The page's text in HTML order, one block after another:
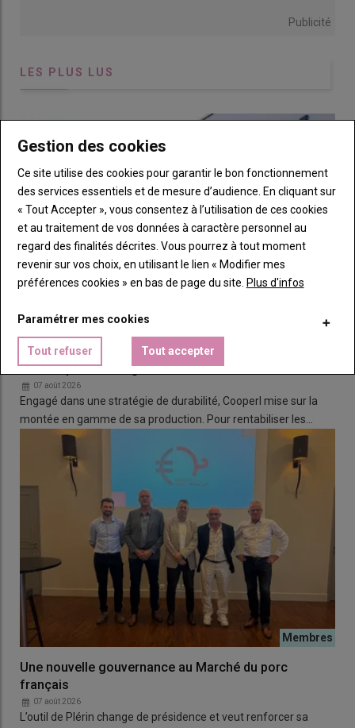
Publicité
LES PLUS LUS
Cooperl : « Nos élevages de porc à capitaux familiaux
doivent pouvoir s’agrandir »
07 août 2026
Engagé dans une stratégie de durabilité, Cooperl mise sur la
montée en gamme de sa production. Pour rentabiliser les…
Une nouvelle gouvernance au Marché du porc
français
07 août 2026
L’outil de Plérin change de présidence et veut renforcer sa
Gestion des cookies
Ce site utilise des cookies pour garantir le bon fonctionnement
des services essentiels et de mesure d’audience. En cliquant sur
« Tout Accepter », vous consentez à l’utilisation de ces cookies
et au traitement de vos données à caractère personnel au
regard des finalités décrites. Vous pourrez à tout moment
revenir sur vos choix, en utilisant le lien « Modifier mes
préférences cookies » en bas de page du site. Plus d'infos
Paramétrer mes cookies
Tout refuser Tout accepter